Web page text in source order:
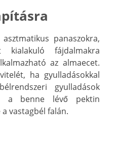
panaszokra,
fájdalmakra
az almaecet.
ha gyulladásokkal
gyulladások
a benne lévő pektin
vastagbél falán.